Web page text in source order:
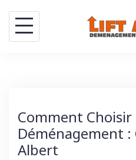
Skip
content
Comment Choisir
Déménagement :
Albert